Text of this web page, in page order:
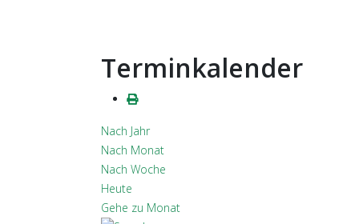
Terminkalender
Nach Jahr
Nach Monat
Nach Woche
Heute
Gehe zu Monat